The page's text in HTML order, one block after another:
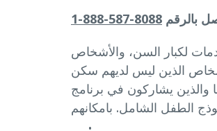
بالرقم 8088-587-888-1
لكبار السن، والأشخاص
الذين ليس لديهم سكن
الذين تقل أعمارهم عن 21 عامًا والذين يشاركون في برنامج